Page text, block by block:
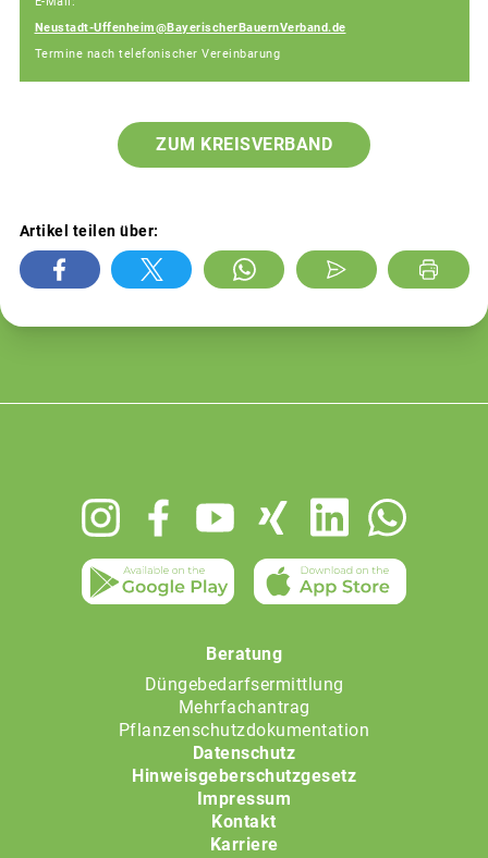
Neustadt-Uffenheim@BayerischerBauernVerband.de
Termine nach telefonischer Vereinbarung
ZUM KREISVERBAND
Artikel teilen über:
Beratung
Düngebedarfsermittlung
Mehrfachantrag
Pflanzenschutzdokumentation
Datenschutz
Hinweisgeberschutzgesetz
Impressum
Kontakt
Karriere